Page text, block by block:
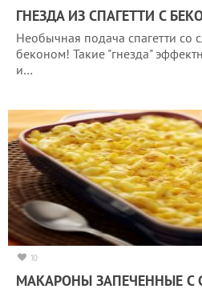
ГНЕЗДА ИЗ СПАГЕТТИ С
Необычная подача спагетти со
беконом! Такие "гнезда"
и…
10
МАКАРОНЫ ЗАПЕЧЕННЫЕ С